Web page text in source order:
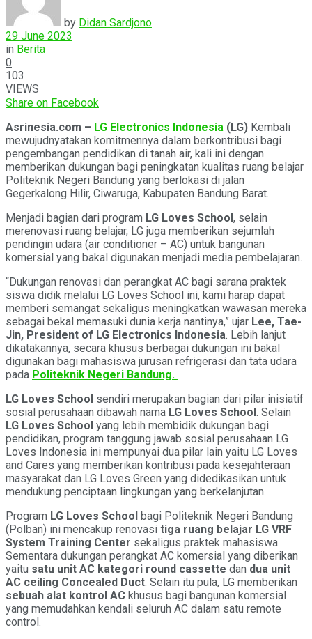
by Didan Sardjono
29 June 2023
in Berita
0
103
VIEWS
Share on Facebook
Asrinesia.com – LG Electronics Indonesia (LG) Kembali
mewujudnyatakan komitmennya dalam berkontribusi bagi
pengembangan pendidikan di tanah air, kali ini dengan
memberikan dukungan bagi peningkatan kualitas ruang belajar
Politeknik Negeri Bandung yang berlokasi di jalan
Gegerkalong Hilir, Ciwaruga, Kabupaten Bandung Barat.
Menjadi bagian dari program LG Loves School , selain
merenovasi ruang belajar, LG juga memberikan sejumlah
pendingin udara (air conditioner – AC) untuk bangunan
komersial yang bakal digunakan menjadi media pembelajaran.
“Dukungan renovasi dan perangkat AC bagi sarana praktek
siswa didik melalui LG Loves School ini, kami harap dapat
memberi semangat sekaligus meningkatkan wawasan mereka
sebagai bekal memasuki dunia kerja nantinya,” ujar Lee, Tae-
Jin, President of LG Electronics Indonesia. Lebih lanjut
dikatakannya, secara khusus berbagai dukungan ini bakal
digunakan bagi mahasiswa jurusan refrigerasi dan tata udara
pada Politeknik Negeri Bandung.
LG Loves School sendiri merupakan bagian dari pilar inisiatif
sosial perusahaan dibawah nama LG Loves School . Selain
LG Loves School yang lebih membidik dukungan bagi
pendidikan, program tanggung jawab sosial perusahaan LG
Loves Indonesia ini mempunyai dua pilar lain yaitu LG Loves
and Cares yang memberikan kontribusi pada kesejahteraan
masyarakat dan LG Loves Green yang didedikasikan untuk
mendukung penciptaan lingkungan yang berkelanjutan.
Program LG Loves School bagi Politeknik Negeri Bandung
(Polban) ini mencakup renovasi tiga ruang belajar LG VRF
System Training Center sekaligus praktek mahasiswa.
Sementara dukungan perangkat AC komersial yang diberikan
yaitu satu unit AC kategori round cassette dan dua unit
AC ceiling Concealed Duct. Selain itu pula, LG memberikan
sebuah alat kontrol AC khusus bagi bangunan komersial
yang memudahkan kendali seluruh AC dalam satu remote
control.